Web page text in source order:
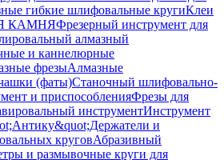
гибкие шлифовальные кругиКлеи
КАМНЯФрезерный инструмент для
алмазный
и каннелюрные
фрезыАлмазные
(фаты)Станочный шлифовально-
и приспособленияФрезы для
инструментИнструмент
Держатели и
круговАбразивный
и размывочные круги для